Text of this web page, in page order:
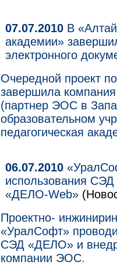
07.07.2010 В
академии»
электронного
Очередной проект
завершила
(партнер ЭОС в
образовательном
педагогическая
06.07.2010
использования
«ДЕЛО-Web»
Проектно-
«УралСофт»
СЭД «ДЕЛО» и
компании ЭОС.